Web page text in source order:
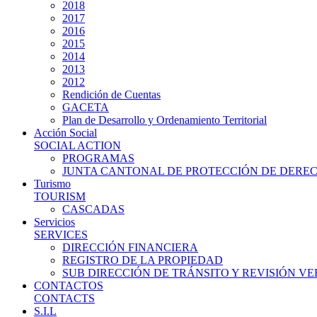
2018
2017
2016
2015
2014
2013
2012
Rendición de Cuentas
GACETA
Plan de Desarrollo y Ordenamiento Territorial
Acción Social
SOCIAL ACTION
PROGRAMAS
JUNTA CANTONAL DE PROTECCIÓN DE
Turismo
TOURISM
CASCADAS
Servicios
SERVICES
DIRECCIÓN FINANCIERA
REGISTRO DE LA PROPIEDAD
SUB DIRECCIÓN DE TRÁNSITO Y REVISIÓN
CONTACTOS
CONTACTS
S.I.L